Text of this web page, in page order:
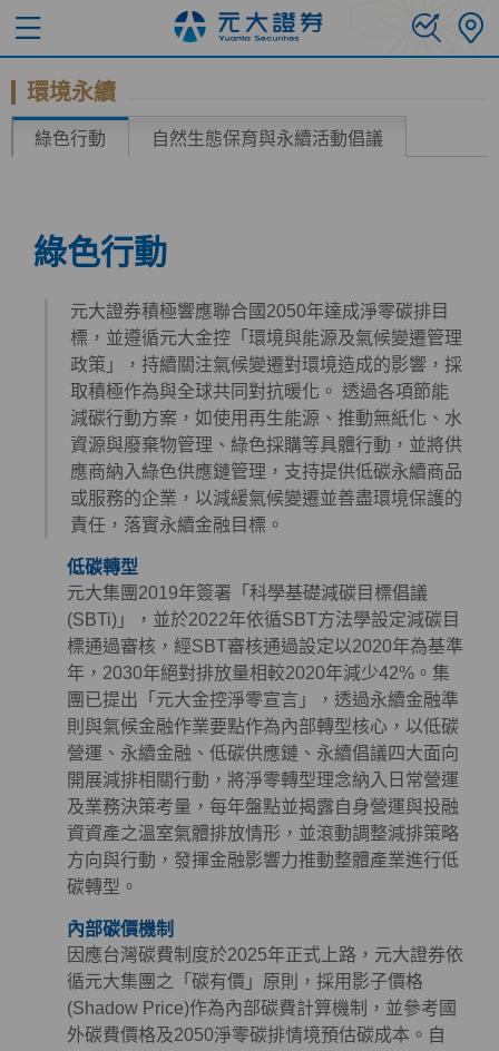
環境永續
綠色行動 自然生態保育與永續活動倡議
綠色行動
元大證券積極響應聯合國2050年達成淨零碳排目
標，並遵循元大金控「環境與能源及氣候變遷管理
政策」，持續關注氣候變遷對環境造成的影響，採
取積極作為與全球共同對抗暖化。 透過各項節能
減碳行動方案，如使用再生能源、推動無紙化、水
資源與廢棄物管理、綠色採購等具體行動，並將供
應商納入綠色供應鏈管理，支持提供低碳永續商品
或服務的企業，以減緩氣候變遷並善盡環境保護的
責任，落實永續金融目標。
低碳轉型
元大集團2019年簽署「科學基礎減碳目標倡議
(SBTi)」，並於2022年依循SBT方法學設定減碳目
標通過審核，經SBT審核通過設定以2020年為基準
年，2030年絕對排放量相較2020年減少42%。集
團已提出「元大金控淨零宣言」，透過永續金融準
則與氣候金融作業要點作為內部轉型核心，以低碳
營運、永續金融、低碳供應鏈、永續倡議四大面向
開展減排相關行動，將淨零轉型理念納入日常營運
及業務決策考量，每年盤點並揭露自身營運與投融
資資產之溫室氣體排放情形，並滾動調整減排策略
方向與行動，發揮金融影響力推動整體產業進行低
碳轉型。
內部碳價機制
因應台灣碳費制度於2025年正式上路，元大證券依
循元大集團之「碳有價」原則，採用影子價格
(Shadow Price)作為內部碳費計算機制，並參考國
外碳費價格及2050淨零碳排情境預估碳成本。自